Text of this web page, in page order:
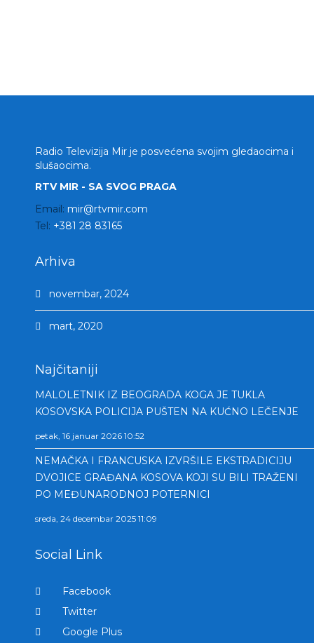
Radio Televizija Mir je posvećena svojim gledaocima i
slušaocima.
RTV MIR - SA SVOG PRAGA
Email: mir@rtvmir.com
Tel: +381 28 83165
Arhiva
novembar, 2024
mart, 2020
Najčitaniji
MALOLETNIK IZ BEOGRADA KOGA JE TUKLA
KOSOVSKA POLICIJA PUŠTEN NA KUĆNO LEČENJE
petak, 16 januar 2026 10:52
NEMAČKA I FRANCUSKA IZVRŠILE EKSTRADICIJU
DVOJICE GRAĐANA KOSOVA KOJI SU BILI TRAŽENI
PO MEĐUNARODNOJ POTERNICI
sreda, 24 decembar 2025 11:09
Social Link
Facebook
Twitter
Google Plus